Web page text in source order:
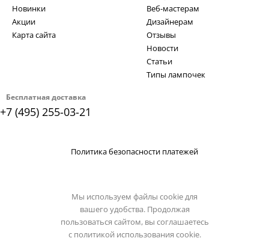
Бесплатная доставка
+7 (495) 255-03-21
Новинки
Акции
Карта сайта
Веб-мастерам
Дизайнерам
Отзывы
Новости
Статьи
Типы лампочек
Политика безопасности платежей
Мы используем файлы cookie для
вашего удобства. Продолжая
пользоваться сайтом, вы соглашаетесь
с политикой использования cookie.